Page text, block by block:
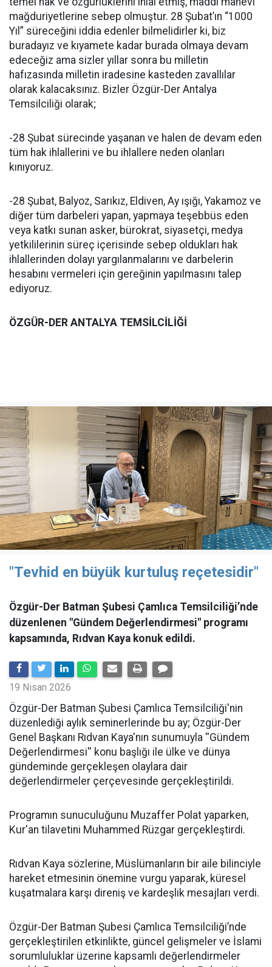
mağduriyetlerine sebep olmuştur. 28 Şubat’ın “1000
Yıl” süreceğini iddia edenler bilmelidirler ki, biz
buradayız ve kıyamete kadar burada olmaya devam
edeceğiz ama sizler yıllar sonra bu milletin
hafızasında milletin iradesine kasteden zavallılar
olarak kalacaksınız. Bizler Özgür-Der Antalya
Temsilciliği olarak;
-28 Şubat sürecinde yaşanan ve halen de devam eden
tüm hak ihlallerini ve bu ihlallere neden olanları
kınıyoruz.
-28 Şubat, Balyoz, Sarıkız, Eldiven, Ay ışığı, Yakamoz ve
diğer tüm darbeleri yapan, yapmaya teşebbüs eden
veya katkı sunan asker, bürokrat, siyasetçi, medya
yetkililerinin süreç içerisinde sebep oldukları hak
ihlallerinden dolayı yargılanmalarını ve darbelerin
hesabını vermeleri için gereğinin yapılmasını talep
ediyoruz.
ÖZGÜR-DER ANTALYA TEMSİLCİLİĞİ
"Tevhid en büyük kurtuluş reçetesidir"
Özgür-Der Batman Şubesi Çamlıca Temsilciliği’nde
düzenlenen "Gündem Değerlendirmesi" programı
kapsamında, Rıdvan Kaya konuk edildi.
19 Nisan 2026
​Özgür-Der Batman Şubesi Çamlıca Temsilciliği'nin
düzenlediği aylık seminerlerinde bu ay; Özgür-Der
Genel Başkanı Rıdvan Kaya'nın sunumuyla ''Gündem
Değerlendirmesi'' konu başlığı ile ülke ve dünya
gündeminde gerçekleşen olaylara dair
değerlendirmeler çerçevesinde gerçekleştirildi.
Programın sunuculuğunu Muzaffer Polat yaparken,
Kur'an tilavetini Muhammed Rüzgar gerçekleştirdi.
Rıdvan Kaya sözlerine, Müslümanların bir aile bilinciyle
hareket etmesinin önemine vurgu yaparak, küresel
kuşatmalara karşı direniş ve kardeşlik mesajları verdi.
Özgür-Der Batman Şubesi Çamlıca Temsilciliği’nde
gerçekleştirilen etkinlikte, güncel gelişmeler ve İslami
sorumluluklar üzerine kapsamlı değerlendirmeler